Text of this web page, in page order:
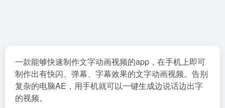
一款能够快速制作文字动画视频的app，在手机上即可
制作出有快闪、弹幕、字幕效果的文字动画视频。告别
复杂的电脑AE，用手机就可以一键生成边说话边出字
的视频。